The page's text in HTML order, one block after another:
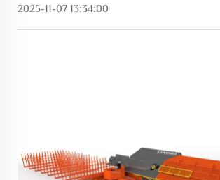
2025-11-07 13:34:00